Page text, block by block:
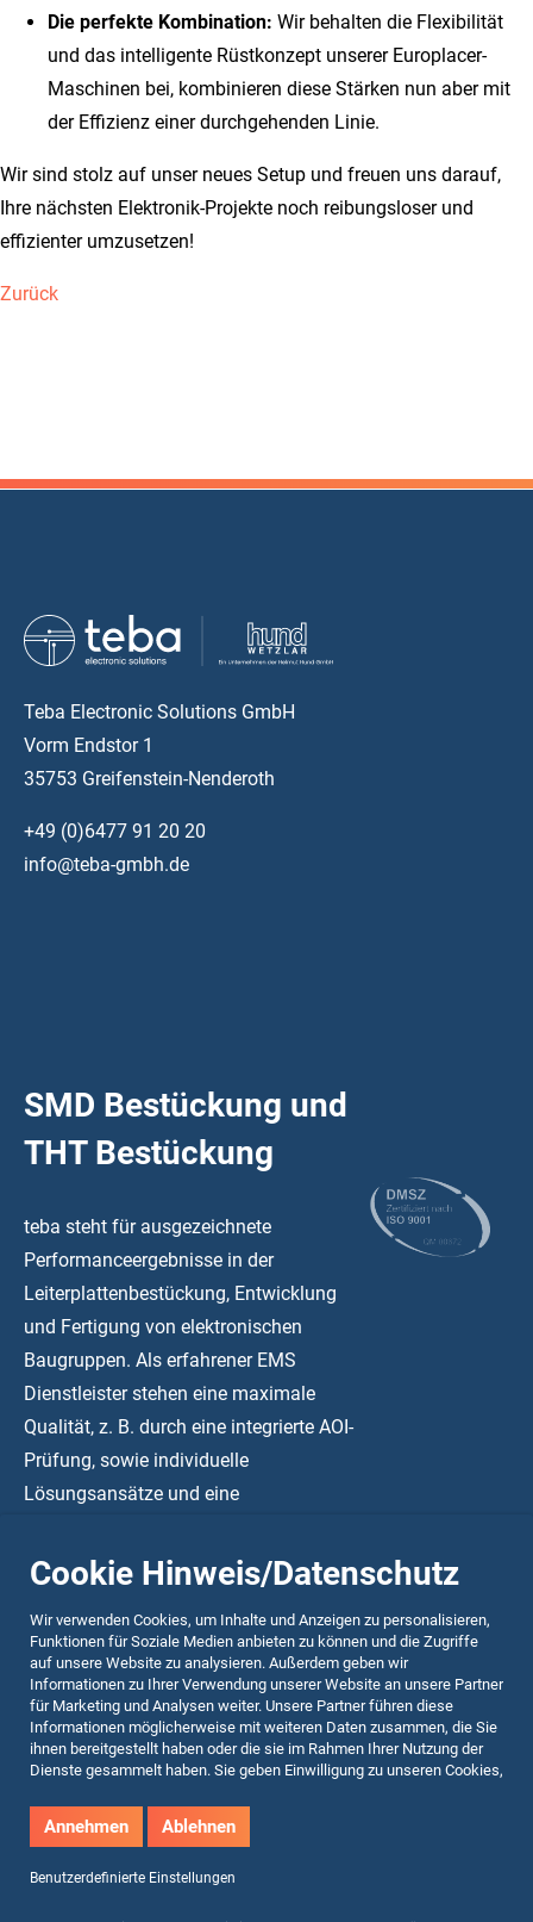
Die perfekte Kombination: Wir behalten die Flexibilität
und das intelligente Rüstkonzept unserer Europlacer-
Maschinen bei, kombinieren diese Stärken nun aber mit
der Effizienz einer durchgehenden Linie.
Wir sind stolz auf unser neues Setup und freuen uns darauf,
Ihre nächsten Elektronik-Projekte noch reibungsloser und
effizienter umzusetzen!
Zurück
Teba Electronic Solutions GmbH
Vorm Endstor 1
35753 Greifenstein-Nenderoth
+49 (0)6477 91 20 20
info@teba-gmbh.de
SMD Bestückung und
THT Bestückung
teba steht für ausgezeichnete
Performanceergebnisse in der
Leiterplattenbestückung, Entwicklung
und Fertigung von elektronischen
Baugruppen. Als erfahrener EMS
Dienstleister stehen eine maximale
Qualität, z. B. durch eine integrierte AOI-
Prüfung, sowie individuelle
Lösungsansätze und eine
Stelle.
© Teba Electronic Solutions GmbH 2026
web relaunch by ATTENTIO
Impressum Datenschutz
Cookie Einstellungen
Cookie Hinweis/Datenschutz
Wir verwenden Cookies, um Inhalte und Anzeigen zu personalisieren,
Funktionen für Soziale Medien anbieten zu können und die Zugriffe
auf unsere Website zu analysieren. Außerdem geben wir
Informationen zu Ihrer Verwendung unserer Website an unsere Partner
für Marketing und Analysen weiter. Unsere Partner führen diese
Informationen möglicherweise mit weiteren Daten zusammen, die Sie
ihnen bereitgestellt haben oder die sie im Rahmen Ihrer Nutzung der
Dienste gesammelt haben. Sie geben Einwilligung zu unseren Cookies,
Annehmen Ablehnen
Benutzerdefinierte Einstellungen